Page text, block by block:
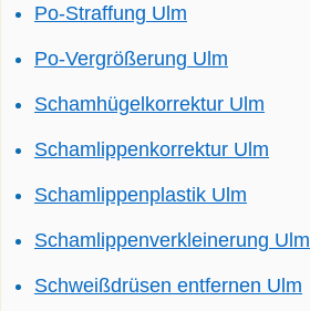
Po-Straffung Ulm
Po-Vergrößerung Ulm
Schamhügelkorrektur Ulm
Schamlippenkorrektur Ulm
Schamlippenplastik Ulm
Schamlippenverkleinerung Ulm
Schweißdrüsen entfernen Ulm